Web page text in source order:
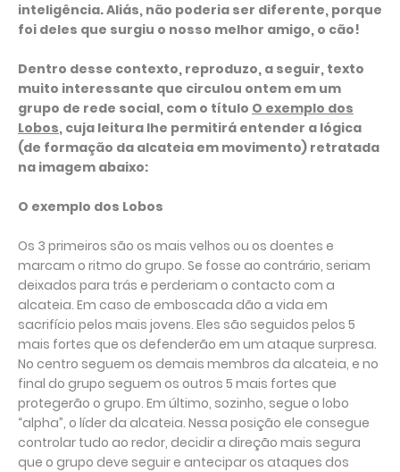
inteligência. Aliás, não poderia ser diferente, porque
foi deles que surgiu o nosso melhor amigo, o cão!
Dentro desse contexto, reproduzo, a seguir, texto
muito interessante que circulou ontem em um
grupo de rede social, com o título O exemplo dos
Lobos, cuja leitura lhe permitirá entender a lógica
(de formação da alcateia em movimento) retratada
na imagem abaixo:
O exemplo dos Lobos
Os 3 primeiros são os mais velhos ou os doentes e
marcam o ritmo do grupo. Se fosse ao contrário, seriam
deixados para trás e perderiam o contacto com a
alcateia. Em caso de emboscada dão a vida em
sacrifício pelos mais jovens. Eles são seguidos pelos 5
mais fortes que os defenderão em um ataque surpresa.
No centro seguem os demais membros da alcateia, e no
final do grupo seguem os outros 5 mais fortes que
protegerão o grupo. Em último, sozinho, segue o lobo
“alpha”, o líder da alcateia. Nessa posição ele consegue
controlar tudo ao redor, decidir a direção mais segura
que o grupo deve seguir e antecipar os ataques dos